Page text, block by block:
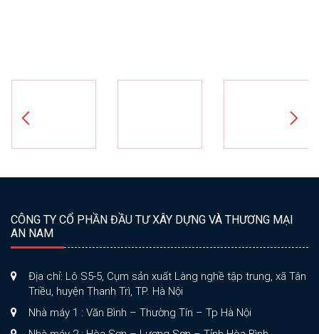
CÔNG TY CỔ PHẦN ĐẦU TƯ XÂY DỰNG VÀ THƯƠNG MẠI
AN NAM
Địa chỉ: Lô S5-5, Cụm sản xuất Làng nghề tập trung, xã Tân
Triều, huyện Thanh Trì, TP. Hà Nội
Nhà máy 1 : Văn Bình – Thường Tín – Tp Hà Nội